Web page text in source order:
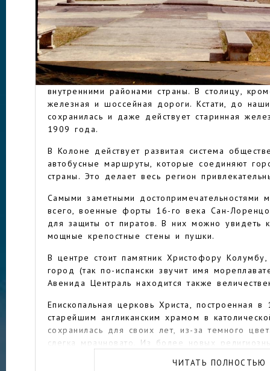
КОЛОН
1915 года. Его заново выстроили владевшие
французы, когда началось строительство
Расцвет Колона пришёлся на середину 20
создана зона свободной торговли. Сегодня
развитым городом Карибского бассейна.
мост через Панамский канал — Атлантический
внутренними районами страны. В столицу,
железная и шоссейная дороги. Кстати, до
сохранилась и даже действует старинная
1909 года.
В Колоне действует развитая система
автобусные маршруты, которые соединяют
страны. Это делает весь регион
Самыми заметными достопримечательностями
всего, военные форты 16-го века Сан-
для защиты от пиратов. В них можно увидеть
мощные крепостные стены и пушки.
В центре стоит памятник Христофору
город (так по-испански звучит имя
Авенида Централь находится также
Епископальная церковь Христа, построенная в
старейшим англиканским храмом в
сохранилась для своих лет, из-за темного
слегка мрачновато. Из более новых
ЧИТАТЬ ПОЛНОСТЬЮ